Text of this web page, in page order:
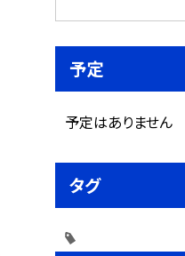
予定
予定はありません
タグ